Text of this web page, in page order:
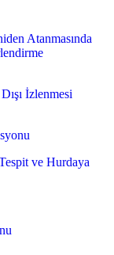
Atanmasında
İzlenmesi
ve Hurdaya